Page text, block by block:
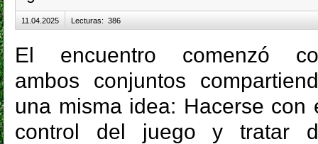
11.04.2025 Lecturas: 386
El encuentro comenzó
ambos conjuntos
una misma idea: Hacerse con
control del juego y tratar